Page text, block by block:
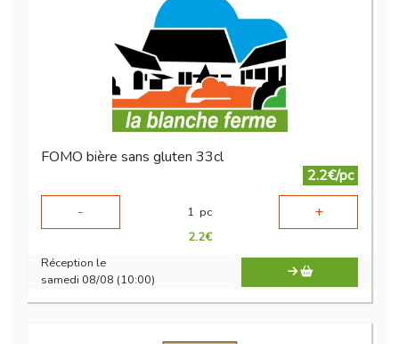
FOMO bière sans gluten 33cl
2.2€/pc
-
1 pc +
2.2€
Réception le
samedi 08/08 (10:00)